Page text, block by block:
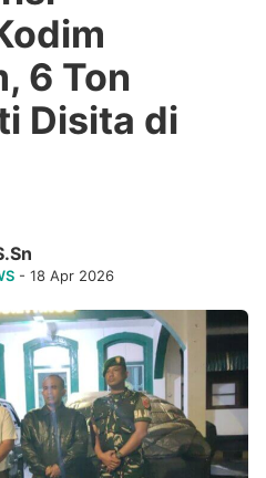
6 Ton
Disita di
- 18 Apr 2026